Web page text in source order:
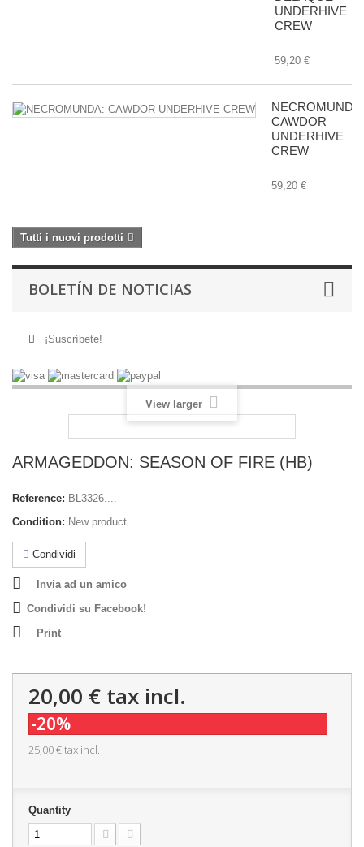
UNDERHIVE
CREW
59,20 €
NECROMUNDA:
CAWDOR
UNDERHIVE
CREW
59,20 €
Tutti i nuovi prodotti
BOLETÍN DE NOTICIAS
¡Suscríbete!
View larger
ARMAGEDDON: SEASON OF FIRE (HB)
Reference: BL3326....
Condition: New product
Condividi
Invia ad un amico
Condividi su Facebook!
Print
20,00 € tax incl.
-20%
25,00 €tax incl.
Quantity